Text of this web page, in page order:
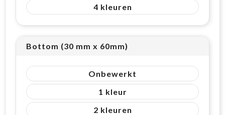
4
Bottom (30 mm x 60mm)
Onbewerkt
1
2